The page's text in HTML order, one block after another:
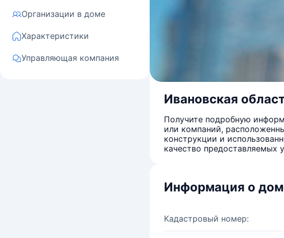
Организации в доме
Характеристики
Управляющая компания
Ивановская
Получите подробную
или компаний,
конструкции и
качество предоставляемых
Информация о
Кадастровый номер: